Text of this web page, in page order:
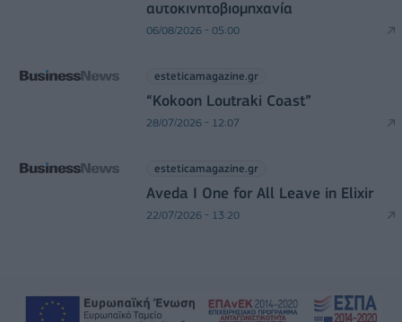
αυτοκινητοβιομηχανία
06/08/2026 - 05:00
esteticamagazine.gr
“Kokoon Loutraki Coast”
28/07/2026 - 12:07
esteticamagazine.gr
Aveda I One for All Leave in Elixir
22/07/2026 - 13:20